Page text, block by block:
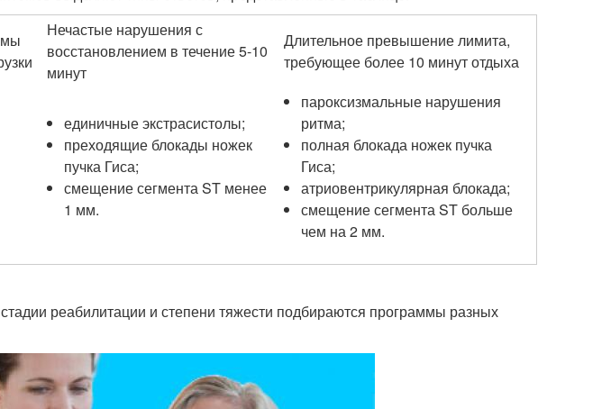
Нечастые нарушения с
восстановлением в течение 5-10
минут
Длительное превышение лимита,
требующее более 10 минут отдыха
единичные экстрасистолы;
преходящие блокады ножек
пучка Гиса;
смещение сегмента ST менее
1 мм.
пароксизмальные нарушения
ритма;
полная блокада ножек пучка
Гиса;
атриовентрикулярная блокада;
смещение сегмента ST больше
чем на 2 мм.
реабилитации и степени тяжести подбираются программы разных